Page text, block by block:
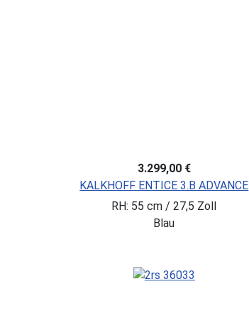
3.299,00 €
KALKHOFF ENTICE 3.B ADVANCE
RH: 55 cm / 27,5 Zoll
Blau